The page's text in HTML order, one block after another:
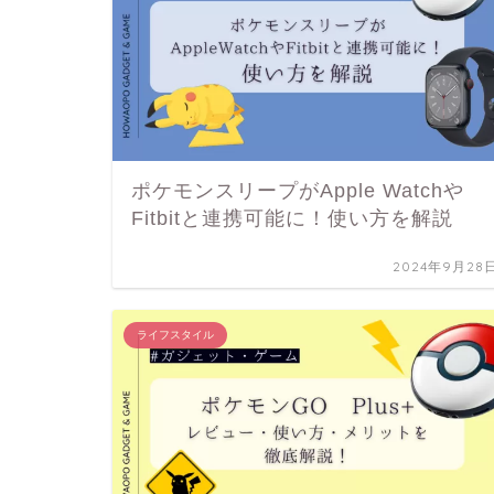
ポケモンスリープがApple Watchや
Fitbitと連携可能に！使い方を解説
2024年9月28
ライフスタイル